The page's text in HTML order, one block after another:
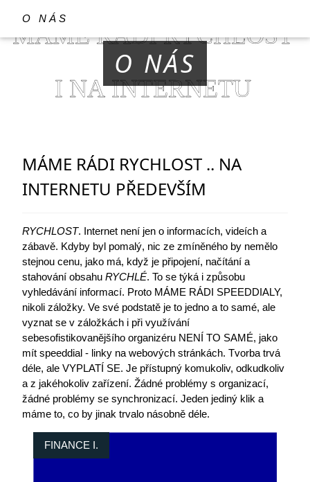
O NÁS
O NÁS
MÁME RÁDI RYCHLOST .. NA
INTERNETU PŘEDEVŠÍM
RYCHLOST. Internet není jen o informacích, videích a
zábavě. Kdyby byl pomalý, nic ze zmíněného by nemělo
stejnou cenu, jako má, když je připojení, načítání a
stahování obsahu RYCHLÉ. To se týká i způsobu
vyhledávání informací. Proto MÁME RÁDI SPEEDDIALY,
nikoli záložky. Ve své podstatě je to jedno a to samé, ale
vyznat se v záložkách i při využívání
sebesofistikovanějšího organizéru NENÍ TO SAMÉ, jako
mít speeddial - linky na webových stránkách. Tvorba trvá
déle, ale VYPLATÍ SE. Je přístupný komukoliv, odkudkoliv
a z jakéhokoliv zařízení. Žádné problémy s organizací,
žádné problémy se synchronizací. Jeden jediný klik a
máme to, co by jinak trvalo násobně déle.
FINANCE I.